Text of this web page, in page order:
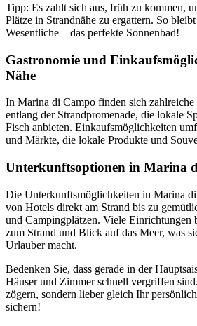
Tipp: Es zahlt sich aus, früh zu kommen,
Plätze in Strandnähe zu ergattern. So
Wesentliche – das perfekte Sonnenbad!
Gastronomie und
Nähe
In Marina di Campo finden sich zahlreiche
entlang der Strandpromenade, die lokale
Fisch anbieten. Einkaufsmöglichkeiten
und Märkte, die lokale Produkte und
Unterkunftsoptionen in Marina
Die Unterkunftsmöglichkeiten in Marina
von Hotels direkt am Strand bis zu
und Campingplätzen. Viele Einrichtungen
zum Strand und Blick auf das Meer, was
Urlauber macht.
Bedenken Sie, dass gerade in der
Häuser und Zimmer schnell vergriffen
zögern, sondern lieber gleich Ihr
sichern!